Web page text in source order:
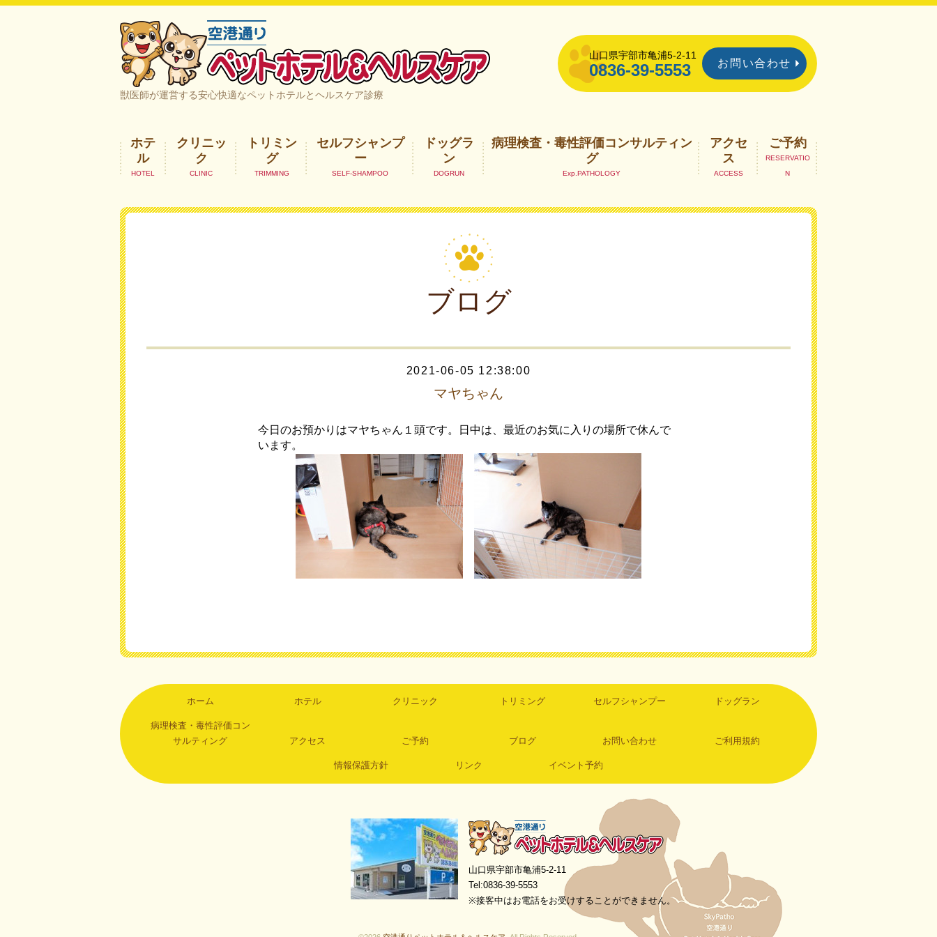
空港通りペットホテル＆ヘルスケア｜山口県宇部市
獣医師が運営する安心快適なペットホテルとヘルスケア診療
山口県宇部市亀浦5-2-11
0836-39-5553 お問い合わせ
ホテ
ル
クリニッ
ク
トリミン
グ
セルフシャンプ
ー
ドッグラ
ン
病理検査・毒性評価コンサルティン
グ
アクセ
ス
ご予約
ブログ
2021-06-05 12:38:00
マヤちゃん
今日のお預かりはマヤちゃん１頭です。日中は、最近のお気に入りの場所で休んで
います。
ホーム ホテル クリニック トリミング セルフシャンプー ドッグラン
病理検査・毒性評価コン
サルティング
アクセス ご予約 ブログ お問い合わせ ご利用規約
情報保護方針 リンク イベント予約
空港通りペットホテル＆ヘルスケア
山口県宇部市亀浦5-2-11
Tel:0836-39-5553
※接客中はお電話をお受けすることができません。